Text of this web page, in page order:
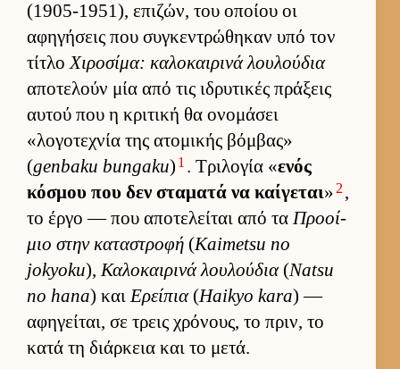
(1905-1951), επιζών, του οποίου οι
αφηγήσεις που συγκεντρώθηκαν υπό τον
τίτλοΧιροσίμα: καλοκαι­ρινά λου­λού­δια
αποτελούν μία από τις ιδρυτικές πράξεις
αυ­τού που η κριτική θα ονομάσει
«λογοτεχνία της ατομικής βόμ­βας»
(genbaku bungaku) 1 . Τριλογία «ενός
κόσμου που δεν σταματά να καί­γεται» 2 ,
το έργο — που αποτελεί­ται από τα Προοί­
μιο στην καταστροφή (Kaimetsu no
jokyoku),Καλοκαι­ρινά λου­λού­δια(Natsu
no hana) καιΕρείπια(Haikyo kara) —
αφηγεί­ται, σε τρεις χρόνους, το πριν, το
κατά τη διάρ­κεια και το μετά.